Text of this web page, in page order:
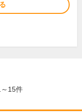
～15件